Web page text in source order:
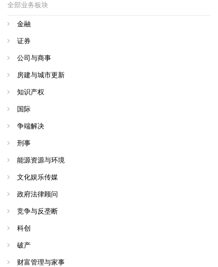
全部业务板块
金融
证券
公司与商事
房建与城市更新
知识产权
国际
争端解决
刑事
能源资源与环境
文化娱乐传媒
政府法律顾问
竞争与反垄断
科创
破产
财富管理与家事